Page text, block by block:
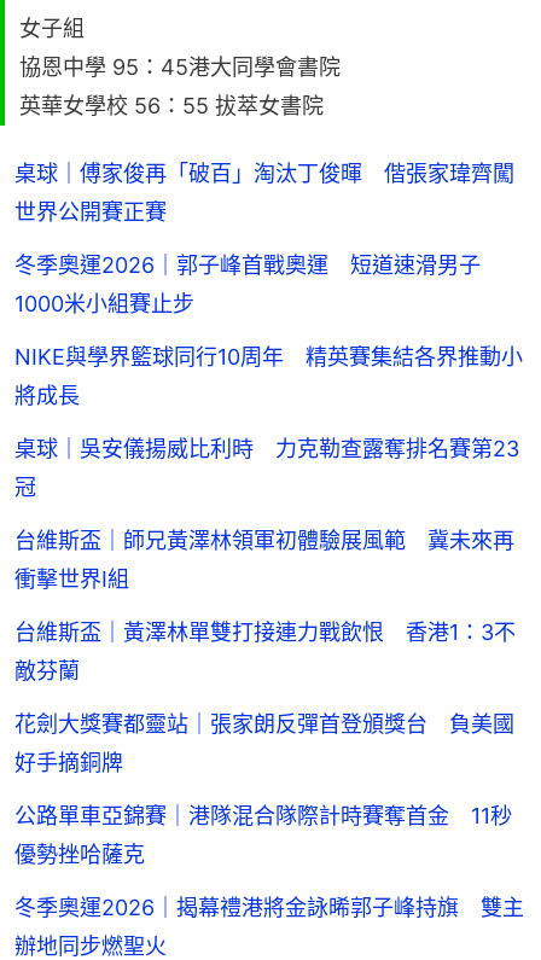
女子組
協恩中學 95：45港大同學會書院
英華女學校 56：55 拔萃女書院
桌球｜傅家俊再「破百」淘汰丁俊暉 偕張家瑋齊闖
世界公開賽正賽
冬季奧運2026｜郭子峰首戰奧運 短道速滑男子
1000米小組賽止步
NIKE與學界籃球同行10周年 精英賽集結各界推動小
將成長
桌球｜吳安儀揚威比利時 力克勒查露奪排名賽第23
冠
台維斯盃｜師兄黃澤林領軍初體驗展風範 冀未來再
衝擊世界I組
台維斯盃｜黃澤林單雙打接連力戰飲恨 香港1：3不
敵芬蘭
花劍大獎賽都靈站｜張家朗反彈首登頒獎台 負美國
好手摘銅牌
公路單車亞錦賽｜港隊混合隊際計時賽奪首金 11秒
優勢挫哈薩克
冬季奧運2026｜揭幕禮港將金詠晞郭子峰持旗 雙主
辦地同步燃聖火